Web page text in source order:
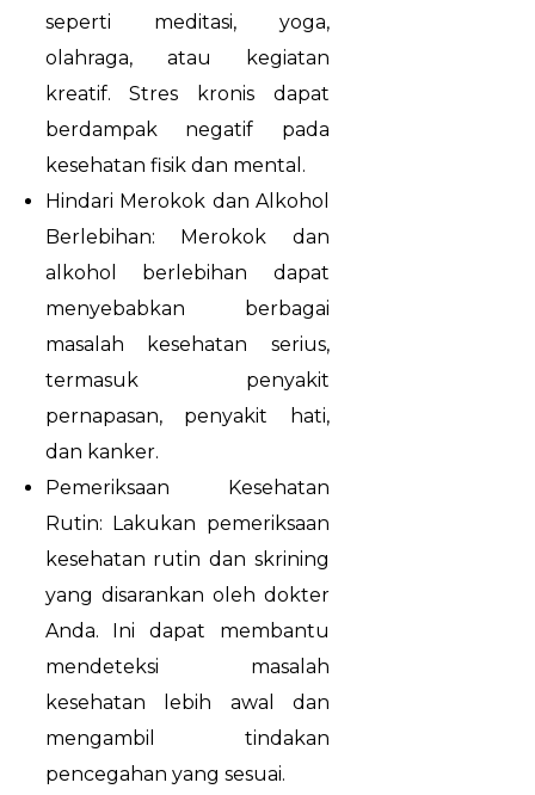
seperti meditasi, yoga,
olahraga, atau kegiatan
kreatif. Stres kronis dapat
berdampak negatif pada
kesehatan fisik dan mental.
Hindari Merokok dan Alkohol
Berlebihan: Merokok dan
alkohol berlebihan dapat
menyebabkan berbagai
masalah kesehatan serius,
termasuk penyakit
pernapasan, penyakit hati,
dan kanker.
Pemeriksaan Kesehatan
Rutin: Lakukan pemeriksaan
kesehatan rutin dan skrining
yang disarankan oleh dokter
Anda. Ini dapat membantu
mendeteksi masalah
kesehatan lebih awal dan
mengambil tindakan
pencegahan yang sesuai.